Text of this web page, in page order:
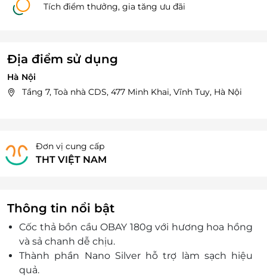
Tích điểm thưởng, gia tăng ưu đãi
Địa điểm sử dụng
Hà Nội
Tầng 7, Toà nhà CDS, 477 Minh Khai, Vĩnh Tuy, Hà Nội
Đơn vị cung cấp
THT VIỆT NAM
Thông tin nổi bật
Cốc thả bồn cầu OBAY 180g với hương hoa hồng
và sả chanh dễ chịu.
Thành phần Nano Silver hỗ trợ làm sạch hiệu
quả.